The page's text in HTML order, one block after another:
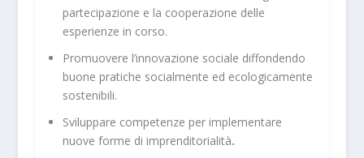
partecipazione e la cooperazione delle
esperienze in corso.
Promuovere l’innovazione sociale diffondendo
buone pratiche socialmente ed ecologicamente
sostenibili.
Sviluppare competenze per implementare
nuove forme di imprenditorialità.